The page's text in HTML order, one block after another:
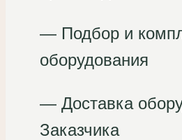
— Подбор и
оборудования
— Доставка
Заказчика